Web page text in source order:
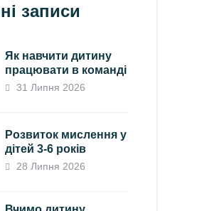
записи
Як навчити дитину
працювати в команді
31 Липня 2026
Розвиток мислення у
дітей 3-6 років
28 Липня 2026